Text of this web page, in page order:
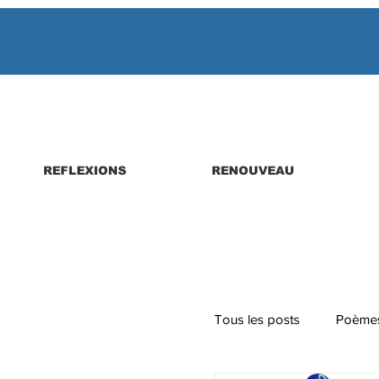
REFLEXIONS RENOUVEAU
Tous les posts